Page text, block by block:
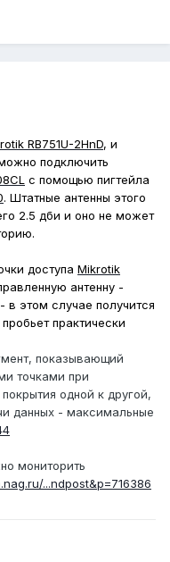
RB751U-2HnD, и
подключить
с помощью пигтейла
. Штатные антенны этого
2.5 дби и оно не может
доступа Mikrotik
антенну -
- в этом случае получится
практически
показывающий
точками при
одной к другой,
данных - максимальные
мониторить
...ndpost&p=716386